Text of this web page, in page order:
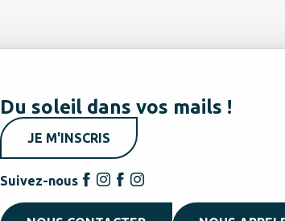
Du soleil dans vos mails !
JE M'INSCRIS
Suivez-nous